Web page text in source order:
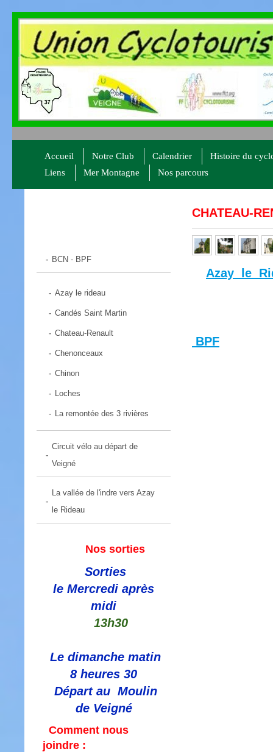
Accueil Notre Club Calendrier
Histoire du
Liens
Mer Montagne Nos parcours
BCN - BPF
Azay le rideau
Candés Saint Martin
Chateau-Renault
Chenonceaux
Chinon
Loches
La remontée des 3 rivières
Circuit vélo au départ de
Veigné
La vallée de l'indre vers Azay
le Rideau
Nos sorties
Sorties
le Mercredi après
midi
13h30
Le dimanche matin
8 heures 30
Départ au Moulin
de Veigné
Comment nous
joindre :
CHATEAU-
Azay le
BPF